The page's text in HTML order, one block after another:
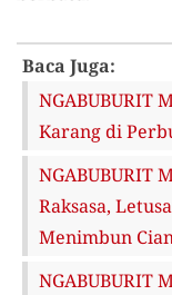
Baca Juga:
NGABUBURIT
Karang di
NGABUBURIT
Raksasa,
Menimbun
NGABUBURIT